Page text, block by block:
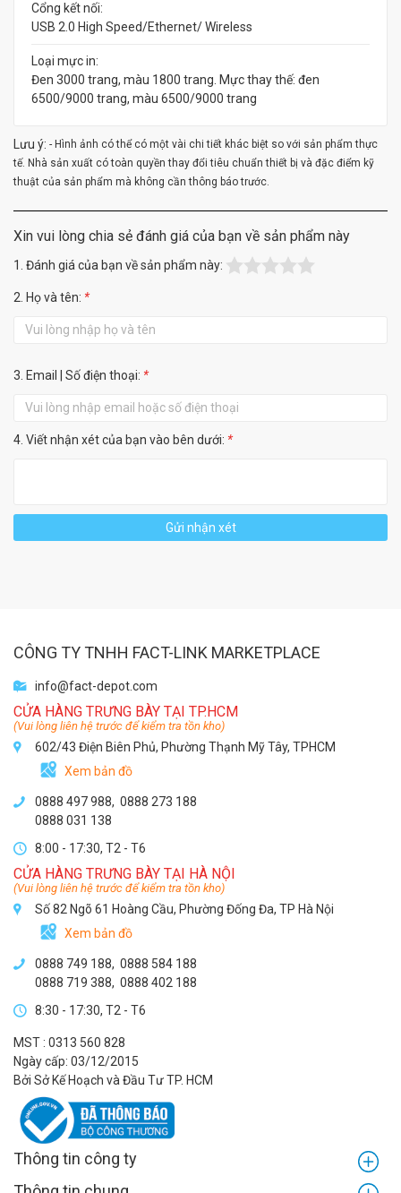
Cổng kết nối:
USB 2.0 High Speed/Ethernet/ Wireless
Loại mực in:
Đen 3000 trang, màu 1800 trang. Mực thay thế: đen
6500/9000 trang, màu 6500/9000 trang
Lưu ý: - Hình ảnh có thể có một vài chi tiết khác biệt so với sản phẩm thực
tế. Nhà sản xuất có toàn quyền thay đổi tiêu chuẩn thiết bị và đặc điểm kỹ
thuật của sản phẩm mà không cần thông báo trước.
Xin vui lòng chia sẻ đánh giá của bạn về sản phẩm này
1. Đánh giá của bạn về sản phẩm này:
2. Họ và tên: *
3. Email | Số điện thoại: *
4. Viết nhận xét của bạn vào bên dưới: *
Gửi nhận xét
CÔNG TY TNHH FACT-LINK MARKETPLACE
info@fact-depot.com
CỬA HÀNG TRƯNG BÀY TẠI TP.HCM
(Vui lòng liên hệ trước để kiểm tra tồn kho)
602/43 Điện Biên Phủ, Phường Thạnh Mỹ Tây, TPHCM
Xem bản đồ
0888 497 988, 0888 273 188
0888 031 138
8:00 - 17:30, T2 - T6
CỬA HÀNG TRƯNG BÀY TẠI HÀ NỘI
(Vui lòng liên hệ trước để kiểm tra tồn kho)
Số 82 Ngõ 61 Hoàng Cầu, Phường Đống Đa, TP Hà Nội
Xem bản đồ
0888 749 188, 0888 584 188
0888 719 388, 0888 402 188
8:30 - 17:30, T2 - T6
MST : 0313 560 828
Ngày cấp: 03/12/2015
Bởi Sở Kế Hoạch và Đầu Tư TP. HCM
Thông tin công ty